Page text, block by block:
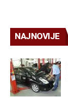
NAJNOVIJE